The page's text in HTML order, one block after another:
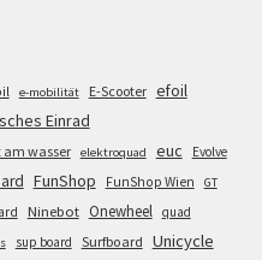
e-mobilität E-Scooter efoil
Einrad
wasser elektroquad euc
Evolve
FunShop FunShop Wien GT
Ninebot Onewheel quad
sup board Surfboard Unicycle